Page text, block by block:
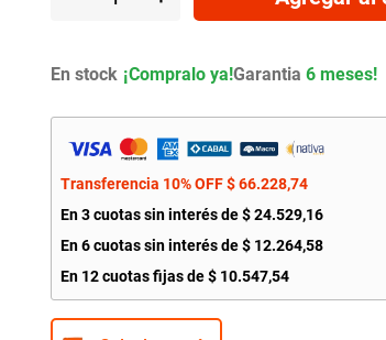
En stock Garantia 6 meses!
Transferencia 10% OFF$66.228,74
En3cuotas sin interés de$24.529,16
En6cuotas sin interés de$ 12.264,58
En 12cuotas fijas de$ 10.547,54